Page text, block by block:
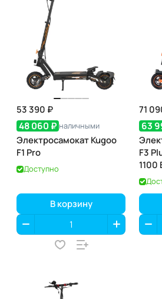
53 390 ₽
48 060 ₽ наличными
Электросамокат Kugoo
F1 Pro
Доступно
В корзину
71
63
F3
1100